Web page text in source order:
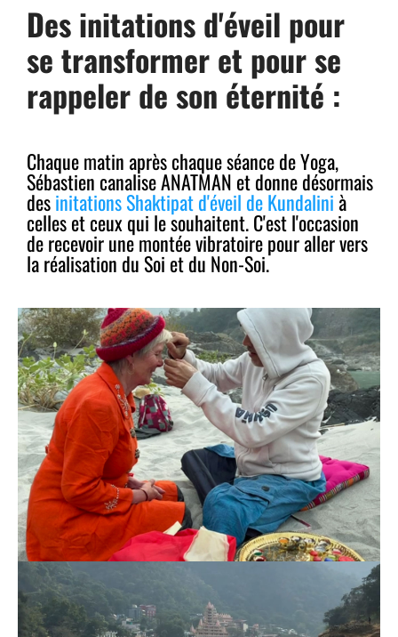
Des initations d'éveil pour
se transformer et pour se
rappeler de son éternité :
Chaque matin après chaque séance de Yoga,
Sébastien canalise ANATMAN et donne désormais
desinitations Shaktipat d'éveil de Kundalini à
celles et ceux qui le souhaitent. C'est l'occasion
de recevoir une montée vibratoire pour aller vers
la réalisation du Soi et du Non-Soi.